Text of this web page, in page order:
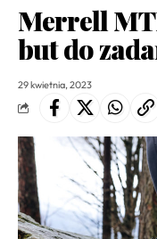
Merrell
but do
29 kwietnia, 2023